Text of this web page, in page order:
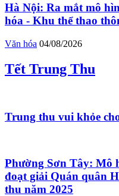
Hà Nội: Ra mắt mô
hóa - Khu thể thao
Văn hóa 04/08/2026
Tết Trung Thu
Trung thu vui khỏe
Phường Sơn Tây: Mô
đoạt giải Quán quân
thu năm 2025